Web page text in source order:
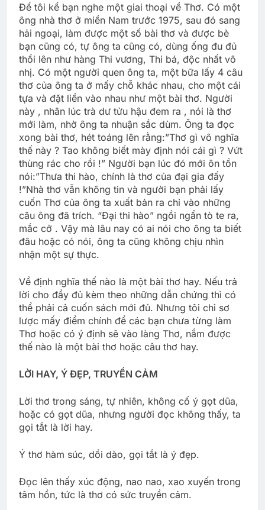
Ðể tôi kể bạn nghe một giai thoại về Thơ. Có một
ông nhà thơ ở miền Nam trước 1975, sau đó sang
hải ngoại, làm được một số bài thơ và được bè
bạn cũng có, tự ông ta cũng có, dùng ống đu đủ
thổi lên như hàng Thi vương, Thi bá, độc nhất vô
nhị. Có một người quen ông ta, một bữa lấy 4 câu
thơ của ông ta ở mấy chỗ khác nhau, cho một cái
tựa và đặt liền vào nhau như một bài thơ. Người
này , nhân lúc trà dư tửu hậu đem ra , nói là thơ
mới làm, nhờ ông ta nhuận sắc dùm. Ông ta đọc
xong bài thơ, hét toáng lên rằng:”Thơ gì vô nghĩa
thế này ? Tao không biết mày định nói cái gì ? Vứt
thùng rác cho rồi !” Người bạn lúc đó mới ôn tồn
nói:”Thưa thi hào, chính là thơ của đại gia đấy
!”Nhà thơ vẫn không tin và người bạn phải lấy
cuốn Thơ của ông ta xuất bản ra chỉ vào những
câu ông đã trích. “Ðại thi hào” ngồi ngẩn tò te ra,
mắc cở . Vậy mà lâu nay có ai nói cho ông ta biết
đâu hoặc có nói, ông ta cũng không chịu nhìn
nhận một sự thực.
Về định nghĩa thế nào là một bài thơ hay. Nếu trả
lời cho đầy đủ kèm theo những dẫn chứng thì có
thể phải cả cuốn sách mới đủ. Nhưng tôi chỉ sơ
lược mấy điểm chính để các bạn chưa từng làm
Thơ hoặc có ý định sẽ vào làng Thơ, nắm được
thế nào là một bài thơ hoặc câu thơ hay.
LỜI HAY, Ý ÐẸP, TRUYỀN CẢM
Lời thơ trong sáng, tự nhiên, không cố ý gọt dũa,
hoặc có gọt dũa, nhưng người đọc không thấy, ta
gọi tắt là lời hay.
Ý thơ hàm súc, dồi dào, gọi tắt là ý đẹp.
Ðọc lên thấy xúc động, nao nao, xao xuyến trong
tâm hồn, tức là thơ có sức truyền cảm.